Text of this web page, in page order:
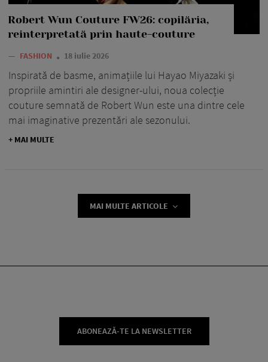
Robert Wun Couture FW26: copilăria,
reinterpretată prin haute-couture
— FASHION 18 iulie 2026
Inspirată de basme, animațiile lui Hayao Miyazaki și
propriile amintiri ale designer-ului, noua colecție
couture semnată de Robert Wun este una dintre cele
mai imaginative prezentări ale sezonului.
+ MAI MULTE
MAI MULTE ARTICOLE
ABONEAZĂ-TE LA NEWSLETTER